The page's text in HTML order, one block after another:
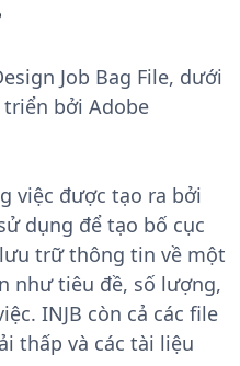
Job Bag File, dưới
bởi Adobe
việc được tạo ra bởi
dụng để tạo bố cục
trữ thông tin về một
như tiêu đề, số lượng,
INJB còn cả các file
thấp và các tài liệu